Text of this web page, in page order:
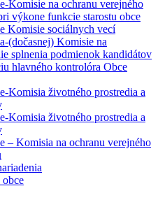
Komisie na ochranu verejného
výkone funkcie starostu obce
Komisie sociálnych vecí
(dočasnej) Komisie na
splnenia podmienok kandidátov
hlavného kontrolóra Obce
Komisia životného prostredia a
Komisia životného prostredia a
– Komisia na ochranu verejného